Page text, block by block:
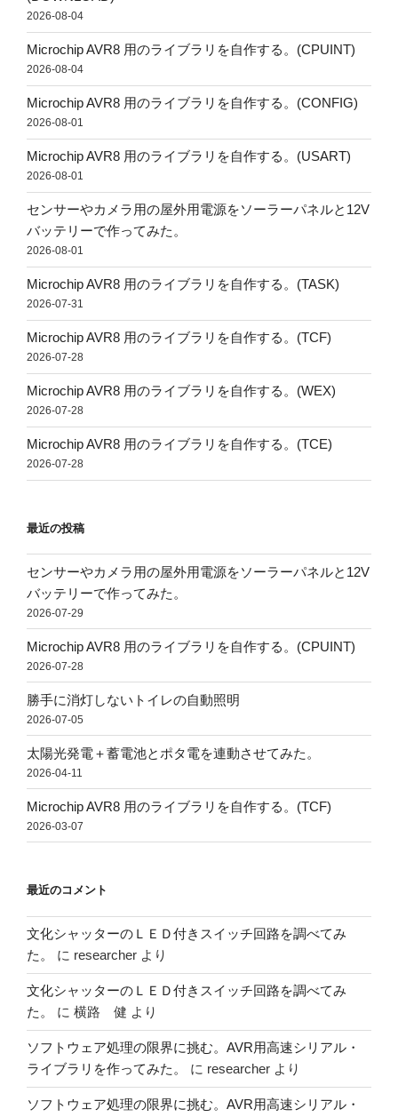
2026-08-04
Microchip AVR8 用のライブラリを自作する。(CPUINT)
2026-08-04
Microchip AVR8 用のライブラリを自作する。(CONFIG)
2026-08-01
Microchip AVR8 用のライブラリを自作する。(USART)
2026-08-01
センサーやカメラ用の屋外用電源をソーラーパネルと12V
バッテリーで作ってみた。
2026-08-01
Microchip AVR8 用のライブラリを自作する。(TASK)
2026-07-31
Microchip AVR8 用のライブラリを自作する。(TCF)
2026-07-28
Microchip AVR8 用のライブラリを自作する。(WEX)
2026-07-28
Microchip AVR8 用のライブラリを自作する。(TCE)
2026-07-28
最近の投稿
センサーやカメラ用の屋外用電源をソーラーパネルと12V
バッテリーで作ってみた。
2026-07-29
Microchip AVR8 用のライブラリを自作する。(CPUINT)
2026-07-28
勝手に消灯しないトイレの自動照明
2026-07-05
太陽光発電＋蓄電池とポタ電を連動させてみた。
2026-04-11
Microchip AVR8 用のライブラリを自作する。(TCF)
2026-03-07
最近のコメント
文化シャッターのＬＥＤ付きスイッチ回路を調べてみ
た。
に researcher より
文化シャッターのＬＥＤ付きスイッチ回路を調べてみ
た。
に 横路 健 より
ソフトウェア処理の限界に挑む。AVR用高速シリアル・
ライブラリを作ってみた。
に researcher より
ソフトウェア処理の限界に挑む。AVR用高速シリアル・